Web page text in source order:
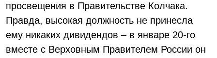
просвещения в Правительстве Колчака.
Правда, высокая должность не принесла
ему никаких дивидендов – в январе 20-го
вместе с Верховным Правителем России он